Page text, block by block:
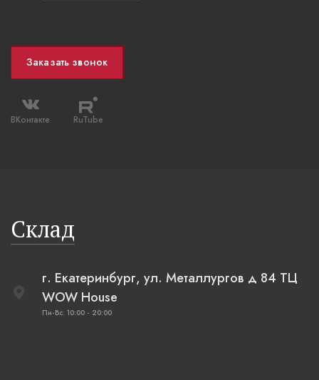
Заказать звонок
ВКонтакте RuTube
Склад
г. Екатеринбург, ул. Металлургов д 84 ТЦ
WOW House
Пн-Вс: 10:00 - 20:00